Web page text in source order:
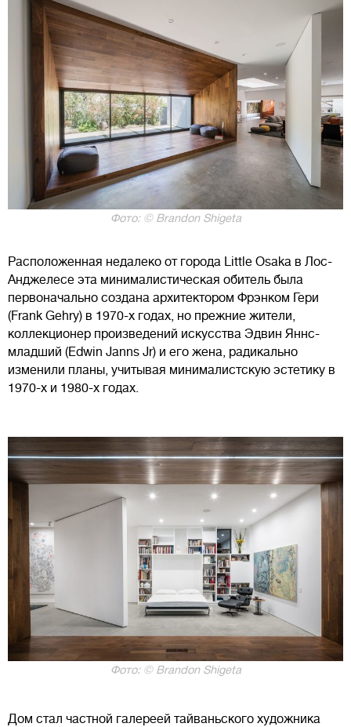
Фото: © Brandon Shigeta
Расположенная недалеко от города Little Osaka в Лос-
Анджелесе эта минималистическая обитель была
первоначально создана архитектором Фрэнком Гери
(Frank Gehry) в 1970-х годах, но прежние жители,
коллекционер произведений искусства Эдвин Яннс-
младший (Edwin Janns Jr) и его жена, радикально
изменили планы, учитывая минималистскую эстетику в
1970-х и 1980-х годах.
Фото: © Brandon Shigeta
Дом стал частной галереей тайваньского художника